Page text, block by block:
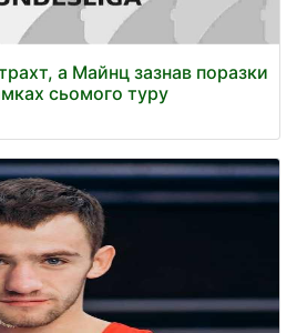
а Майнц зазнав поразки
сьомого туру